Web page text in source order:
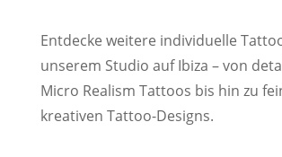
Entdecke weitere individuelle
unserem Studio auf Ibiza – von
Micro Realism Tattoos bis hin zu
kreativen Tattoo-Designs.